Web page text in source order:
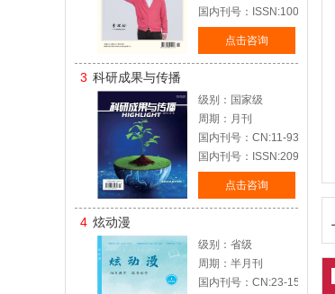
国内刊号：ISSN:1005-5274
点击咨询
3 科研成果与传播
级别：国家级
周期：月刊
国内刊号：CN:11-9375/N1
国内刊号：ISSN:2096-6393
点击咨询
4 炫动漫
级别：省级
周期：半月刊
国内刊号：CN:23-1577/J